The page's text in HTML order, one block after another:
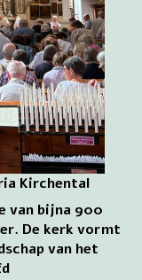
Kirchental
van bijna 900
De kerk vormt
van het